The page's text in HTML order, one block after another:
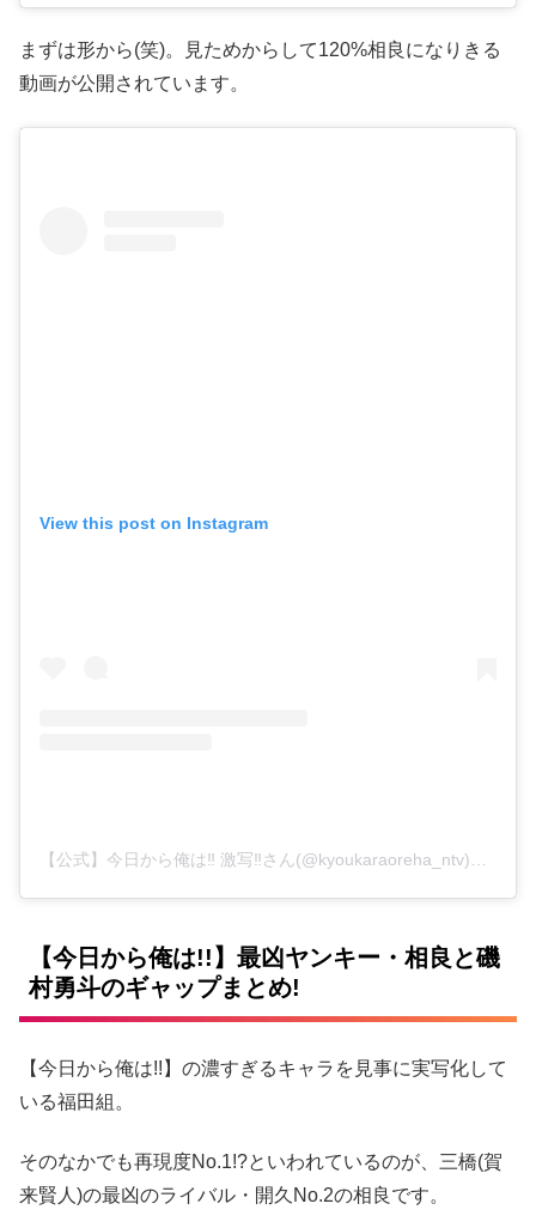
まずは形から(笑)。見ためからして120%相良になりきる
動画が公開されています。
View this post on Instagram
【今日から俺は!!】最凶ヤンキー・相良と磯
村勇斗のギャップまとめ!
【今日から俺は!!】の濃すぎるキャラを見事に実写化して
いる福田組。
そのなかでも再現度No.1!?といわれているのが、三橋(賀
来賢人)の最凶のライバル・開久No.2の相良です。